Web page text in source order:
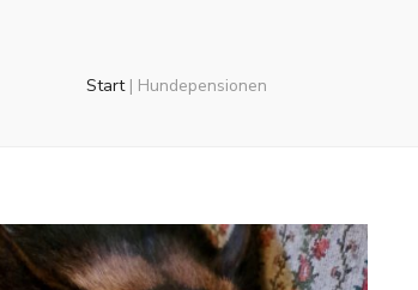
Start | Hundepensionen